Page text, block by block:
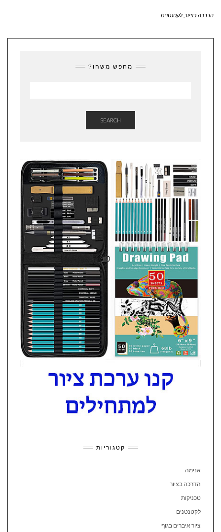
הדרכה בציור לקטנטנים
מחפש משהו?
SEARCH
קטגוריות
אנימה
הדרכה בציור
טכניקות
לקטנטנים
ציור איברים בגוף